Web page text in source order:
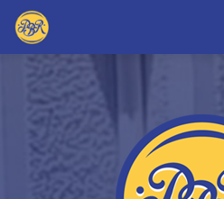
Aller
au
contenu
principal